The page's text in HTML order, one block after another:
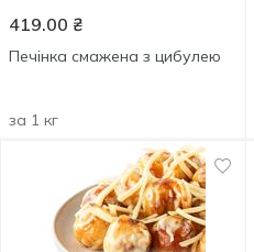
419.00 ₴
Печінка смажена з цибулею
за 1 кг